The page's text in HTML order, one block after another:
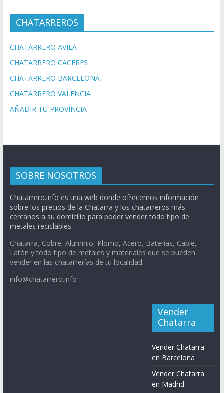
CHATARREROS
CHATARRERO AVILA
CHATARRERO CACERES
CHATARRERO BARCELONA
CHATARRERO VALENCIA
AÑADIR TU PROVINCIA
SOBRE NOSOTROS
Chatarrero.info es una web donde ofrecemos información
sobre los precios de la Chatarra y los chatarreros más
cercanos a su domicilio para poder vender todo tipo de
metales reciclables.
Chatarra, Cobre, Aluminio, Plomo, Acero, Baterías, Cable,
Latón y todo tipo de metales y materiales que se pueden
vender en las chatarrerías de tu localidad.
info@chatarrero.info
Vender
Chatarra
Vender Chatarra
en Barcelona
Vender Chatarra
en Madrid